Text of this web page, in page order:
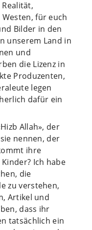
für euch
Bilder in den
unserem Land in
und
die Lizenz in
Produzenten,
legen
dafür ein
Allah», der
nennen, der
ihre
Ich habe
die
zu verstehen,
Artikel und
dass ihr
tatsächlich ein